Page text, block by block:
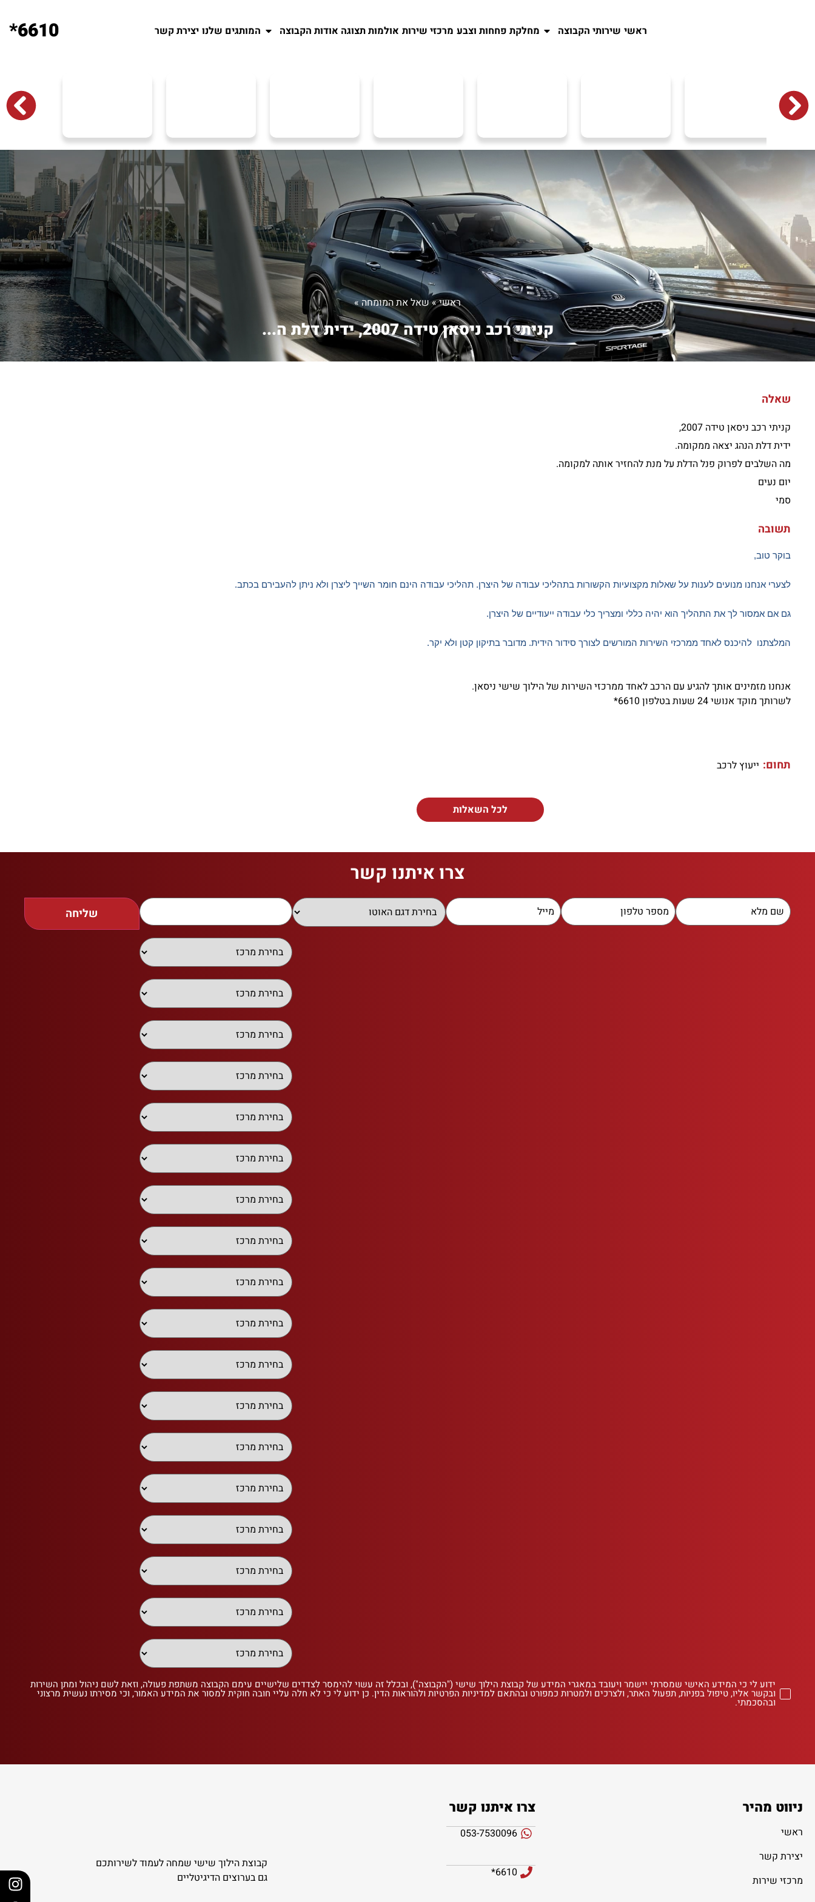
ראשי שירותי הקבוצה מחלקת פחחות וצבע מרכזי שירות אולמות תצוגה אודות הקבוצה המותגים שלנו יצירת קשר 6610*
ראשי»שאל את המומחה»
קניתי רכב ניסאן טידה 2007, ידית דלת ה...
שאלה
קניתי רכב ניסאן טידה 2007,
ידית דלת הנהג יצאה ממקומה.
מה השלבים לפרוק פנל הדלת על מנת להחזיר אותה למקומה.
יום נעים
סמי
תשובה
בוקר טוב,
לצערי אנחנו מנועים לענות על שאלות מקצועיות הקשורות בתהליכי עבודה של היצרן. תהליכי עבודה הינם חומר השייך ליצרן ולא ניתן להעבירם בכתב.
גם אם אמסור לך את התהליך הוא יהיה כללי ומצריך כלי עבודה ייעודיים של היצרן.
המלצתנו להיכנס לאחד ממרכזי השירות המורשים לצורך סידור הידית. מדובר בתיקון קטן ולא יקר.
אנחנו מזמינים אותך להגיע עם הרכב לאחד ממרכזי השירות של הילוך שישי ניסאן.
לשרותך מוקד אנושי 24 שעות בטלפון 6610*
תחום: ייעוץ לרכב
לכל השאלות
צרו איתנו קשר
שליחה
ידוע לי כי המידע האישי שמסרתי יישמר ויעובד במאגרי המידע של קבוצת הילוך שישי ("הקבוצה"), ובכלל זה עשוי להימסר לצדדים שלישיים עימם הקבוצה משתפת פעולה, וזאת לשם ניהול ומתן השירות
ובקשר אליו, טיפול בפניות, תפעול האתר, ולצרכים ולמטרות כמפורט ובהתאם למדיניות הפרטיות ולהוראות הדין. כן ידוע לי כי לא חלה עליי חובה חוקית למסור את המידע האמור, וכי מסירתו נעשית מרצוני
ובהסכמתי.
ניווט מהיר
ראשי
יצירת קשר
מרכזי שירות
צרו איתנו קשר
053-7530096
6610*
קבוצת הילוך שישי שמחה לעמוד לשירותכם
גם בערוצים הדיגיטליים